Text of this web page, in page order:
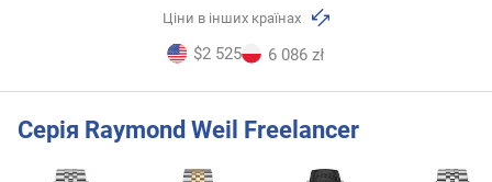
Ціни в інших країнах
$2 525 6 086 zł
Серія Raymond Weil Freelancer